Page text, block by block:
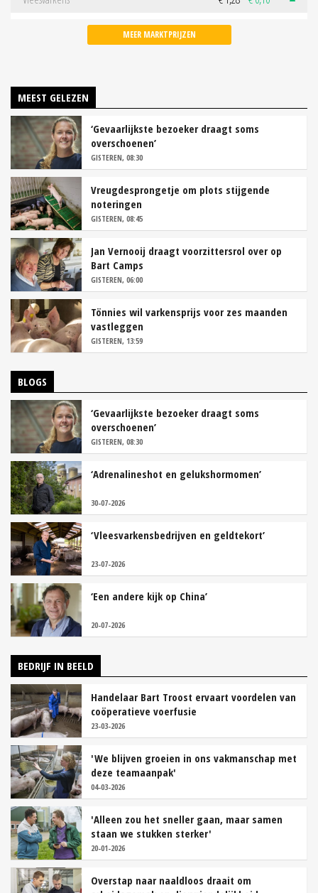
MEER MARKTPRIJZEN
MEEST GELEZEN
‘Gevaarlijkste bezoeker draagt soms
overschoenen’
GISTEREN, 08:30
Vreugdesprongetje om plots stijgende
noteringen
GISTEREN, 08:45
Jan Vernooij draagt voorzittersrol over op
Bart Camps
GISTEREN, 06:00
Tönnies wil varkensprijs voor zes maanden
vastleggen
GISTEREN, 13:59
BLOGS
‘Gevaarlijkste bezoeker draagt soms
overschoenen’
GISTEREN, 08:30
‘Adrenalineshot en gelukshormomen’
30-07-2026
‘Vleesvarkensbedrijven en geldtekort’
23-07-2026
‘Een andere kijk op China’
20-07-2026
BEDRIJF IN BEELD
Handelaar Bart Troost ervaart voordelen van
coöperatieve voerfusie
23-03-2026
'We blijven groeien in ons vakmanschap met
deze teamaanpak'
04-03-2026
'Alleen zou het sneller gaan, maar samen
staan we stukken sterker'
20-01-2026
Overstap naar naaldloos draait om